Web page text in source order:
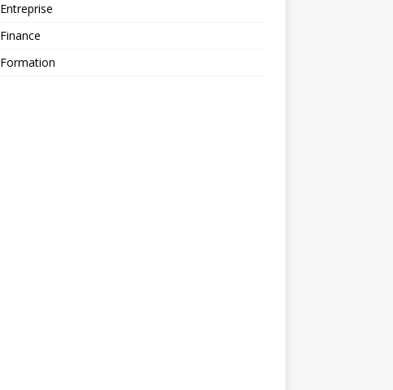
Entreprise
Finance
Formation